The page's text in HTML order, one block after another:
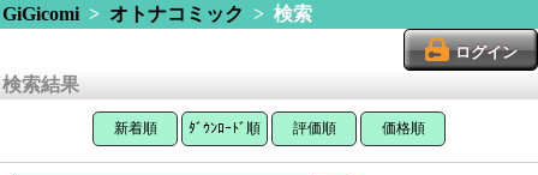
GiGicomi> オトナコミック > 検索
ログイン
検索結果
新着順 ﾀﾞｳﾝﾛｰﾄﾞ順 評価順 価格順